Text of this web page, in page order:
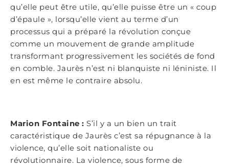
qu’elle peut être utile, qu’elle puisse être un « coup
d’épaule », lorsqu’elle vient au terme d’un
processus qui a préparé la révolution conçue
comme un mouvement de grande amplitude
transformant progressivement les sociétés de fond
en comble. Jaurès n’est ni blanquiste ni léniniste. Il
en est même le contraire absolu.
Marion Fontaine : S’il y a un bien un trait
caractéristique de Jaurès c’est sa répugnance à la
violence, qu’elle soit nationaliste ou
révolutionnaire. La violence, sous forme de